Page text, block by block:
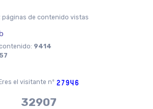
páginas de contenido vistas
9414
Eres el visitante nº
36704